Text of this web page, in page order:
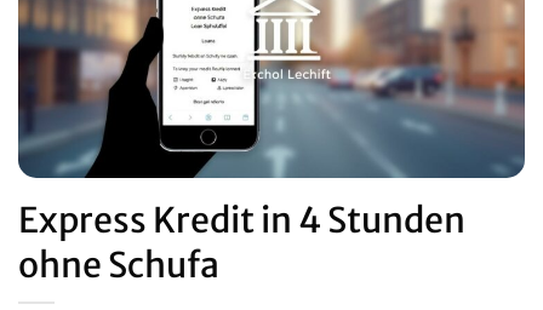
Express Kredit in 4 Stunden
ohne Schufa